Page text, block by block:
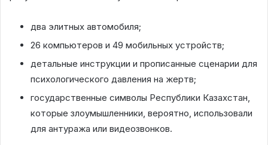
два элитных автомобиля;
26 компьютеров и 49 мобильных устройств;
детальные инструкции и прописанные сценарии для
психологического давления на жертв;
государственные символы Республики Казахстан,
которые злоумышленники, вероятно, использовали
для антуража или видеозвонков.